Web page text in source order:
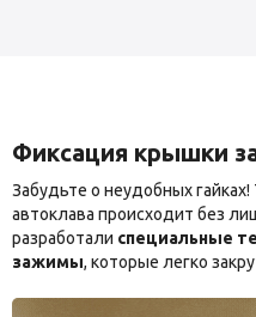
Фиксация крышки
Забудьте о неудобных
автоклава происходит без
разработали специальные
зажимы, которые легко